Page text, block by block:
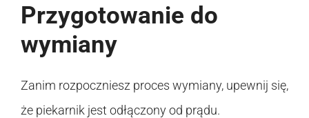
Przygotowanie do
wymiany
Zanim rozpoczniesz proces wymiany, upewnij się,
że piekarnik jest odłączony od prądu.